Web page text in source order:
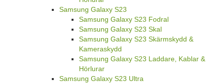
Samsung Galaxy S23
Samsung Galaxy S23 Fodral
Samsung Galaxy S23 Skal
Samsung Galaxy S23 Skärmskydd &
Kameraskydd
Samsung Galaxy S23 Laddare, Kablar &
Hörlurar
Samsung Galaxy S23 Ultra